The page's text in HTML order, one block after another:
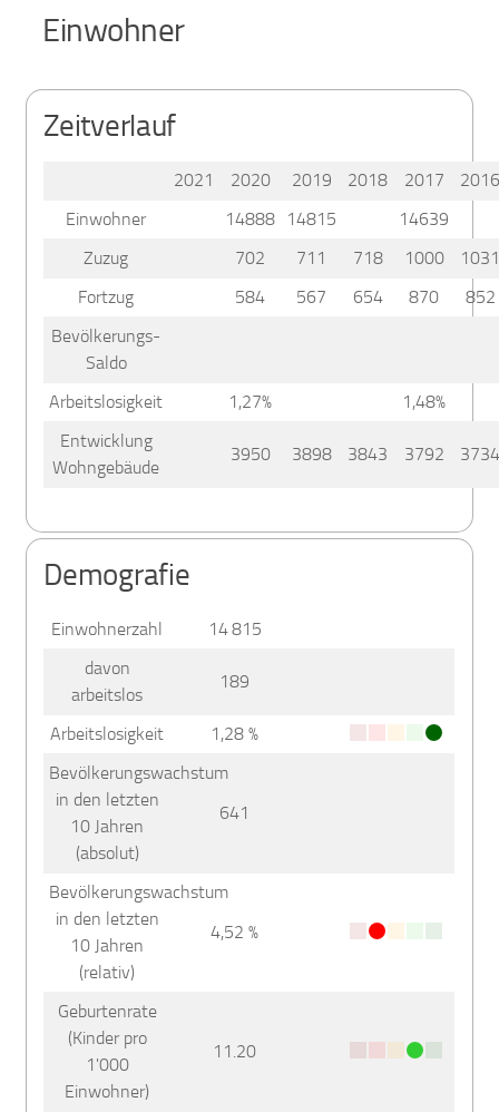
Einwohner
Zeitverlauf
2021 2020 2019 2018 2017
Einwohner
14888 14815
14639
Zuzug
702 711 718 1000
Fortzug
584 567 654 870
852
Bevölkerungs-
Saldo
Arbeitslosigkeit
1,27%
1,48%
Entwicklung
Wohngebäude
3950 3898 3843 3792
Demografie
Einwohnerzahl
14 815
davon
arbeitslos
189
Arbeitslosigkeit
1,28 %
Bevölkerungswachstum
in den letzten
10 Jahren
(absolut)
641
Bevölkerungswachstum
in den letzten
10 Jahren
(relativ)
4,52 %
Geburtenrate
(Kinder pro
1'000
Einwohner)
11.20